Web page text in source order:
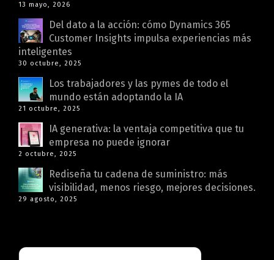
13 mayo, 2026
Del dato a la acción: cómo Dynamics 365
Customer Insights impulsa experiencias más
inteligentes
30 octubre, 2025
Los trabajadores y las pymes de todo el
mundo están adoptando la IA
21 octubre, 2025
IA generativa: la ventaja competitiva que tu
empresa no puede ignorar
2 octubre, 2025
Rediseña tu cadena de suministro: más
visibilidad, menos riesgo, mejores decisiones.
29 agosto, 2025